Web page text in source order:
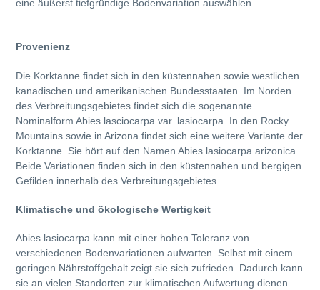
eine äußerst tiefgründige Bodenvariation auswählen.
Provenienz
Die Korktanne findet sich in den küstennahen sowie westlichen
kanadischen und amerikanischen Bundesstaaten. Im Norden
des Verbreitungsgebietes findet sich die sogenannte
Nominalform Abies lasciocarpa var. lasiocarpa. In den Rocky
Mountains sowie in Arizona findet sich eine weitere Variante der
Korktanne. Sie hört auf den Namen Abies lasiocarpa arizonica.
Beide Variationen finden sich in den küstennahen und bergigen
Gefilden innerhalb des Verbreitungsgebietes.
Klimatische und ökologische Wertigkeit
Abies lasiocarpa kann mit einer hohen Toleranz von
verschiedenen Bodenvariationen aufwarten. Selbst mit einem
geringen Nährstoffgehalt zeigt sie sich zufrieden. Dadurch kann
sie an vielen Standorten zur klimatischen Aufwertung dienen.